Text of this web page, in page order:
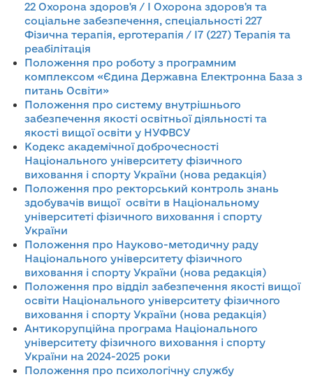
22 Охорона здоров'я / I Охорона здоров'я та
соціальне забезпечення, спеціальності 227
Фізична терапія, ерготерапія / І7 (227) Терапія та
реабілітація
Положення про роботу з програмним
комплексом «Єдина Державна Електронна База з
питань Освіти»
Положення про систему внутрішнього
забезпечення якості освітньої діяльності та
якості вищої освіти у НУФВСУ
Кодекс академічної доброчесності
Національного університету фізичного
виховання і спорту України (нова редакція)
Положення про ректорський контроль знань
здобувачів вищої освіти в Національному
університеті фізичного виховання і спорту
України
Положення про Науково-методичну раду
Національного університету фізичного
виховання і спорту України (нова редакція)
Положення про відділ забезпечення якості вищої
освіти Національного університету фізичного
виховання і спорту України (нова редакція)
Антикорупційна програма Національного
університету фізичного виховання і спорту
України на 2024-2025 роки
Положення про психологічну службу